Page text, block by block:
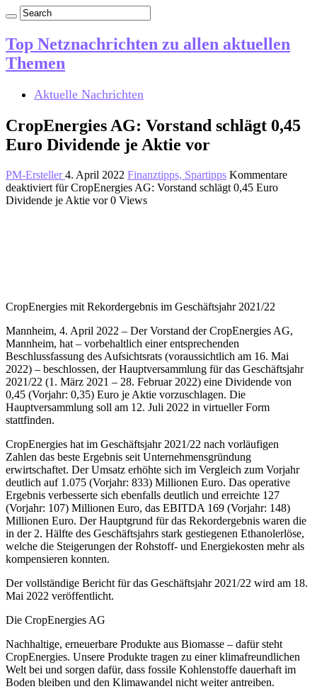
Top Netznachrichten zu allen aktuellen
Themen
Aktuelle Nachrichten
CropEnergies AG: Vorstand schlägt 0,45
Euro Dividende je Aktie vor
PM-Ersteller4. April 2022 Finanztipps, Spartipps Kommentare
deaktiviert für CropEnergies AG: Vorstand schlägt 0,45 Euro
Dividende je Aktie vor 0 Views
CropEnergies mit Rekordergebnis im Geschäftsjahr 2021/22
Mannheim, 4. April 2022 – Der Vorstand der CropEnergies AG,
Mannheim, hat – vorbehaltlich einer entsprechenden
Beschlussfassung des Aufsichtsrats (voraussichtlich am 16. Mai
2022) – beschlossen, der Hauptversammlung für das Geschäftsjahr
2021/22 (1. März 2021 – 28. Februar 2022) eine Dividende von
0,45 (Vorjahr: 0,35) Euro je Aktie vorzuschlagen. Die
Hauptversammlung soll am 12. Juli 2022 in virtueller Form
stattfinden.
CropEnergies hat im Geschäftsjahr 2021/22 nach vorläufigen
Zahlen das beste Ergebnis seit Unternehmensgründung
erwirtschaftet. Der Umsatz erhöhte sich im Vergleich zum Vorjahr
deutlich auf 1.075 (Vorjahr: 833) Millionen Euro. Das operative
Ergebnis verbesserte sich ebenfalls deutlich und erreichte 127
(Vorjahr: 107) Millionen Euro, das EBITDA 169 (Vorjahr: 148)
Millionen Euro. Der Hauptgrund für das Rekordergebnis waren die
in der 2. Hälfte des Geschäftsjahrs stark gestiegenen Ethanolerlöse,
welche die Steigerungen der Rohstoff- und Energiekosten mehr als
kompensieren konnten.
Der vollständige Bericht für das Geschäftsjahr 2021/22 wird am 18.
Mai 2022 veröffentlicht.
Die CropEnergies AG
Nachhaltige, erneuerbare Produkte aus Biomasse – dafür steht
CropEnergies. Unsere Produkte tragen zu einer klimafreundlichen
Welt bei und sorgen dafür, dass fossile Kohlenstoffe dauerhaft im
Boden bleiben und den Klimawandel nicht weiter antreiben.